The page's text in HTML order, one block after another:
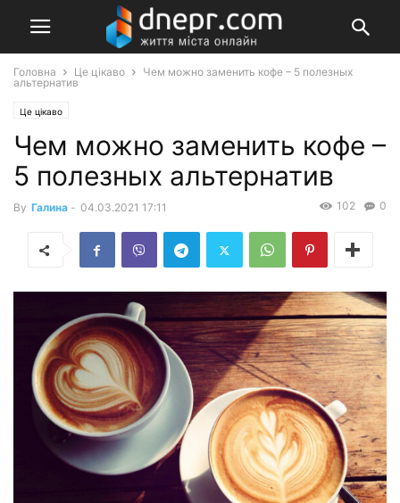
Головна Це цікаво
Чем можно заменить кофе – 5 полезных
альтернатив
Це цікаво
Чем можно заменить кофе –
5 полезных альтернатив
By Галина - 04.03.2021 17:11 0
102